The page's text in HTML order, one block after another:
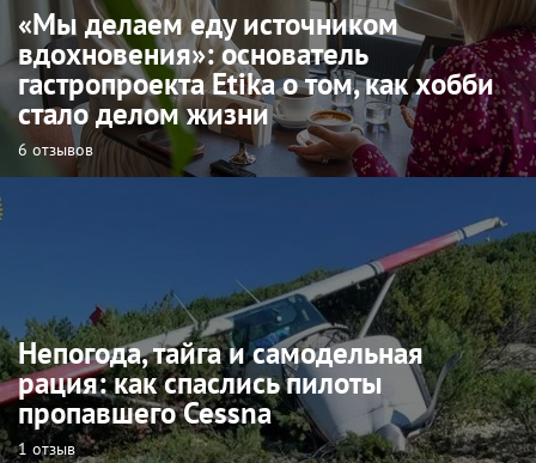
«Мы делаем еду источником
вдохновения»: основатель
гастропроекта Etika о том, как хобби
стало делом жизни
6 отзывов
Непогода, тайга и самодельная
рация: как спаслись пилоты
пропавшего Cessna
1 отзыв